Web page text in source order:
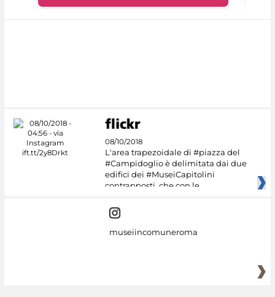
08/10/2018
L'area trapezoidale di #piazza del
#Campidoglio è delimitata dai due
edifici dei #MuseiCapitolini
contrapposti, che con le
museiincomuneroma